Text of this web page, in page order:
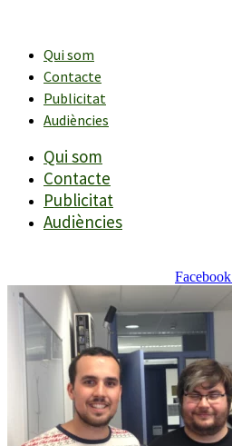
contingutQui som
Contacte
Publicitat
Audiències
Qui som
Contacte
Publicitat
Audiències
Facebook